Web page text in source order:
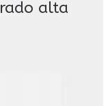
alta